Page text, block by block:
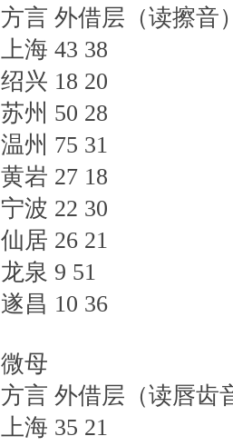
方言 外借层（读擦音
上海 43 38
绍兴 18 20
苏州 50 28
温州 75 31
黄岩 27 18
宁波 22 30
仙居 26 21
龙泉 9 51
遂昌 10 36
微母
方言 外借层（读唇齿
上海 35 21